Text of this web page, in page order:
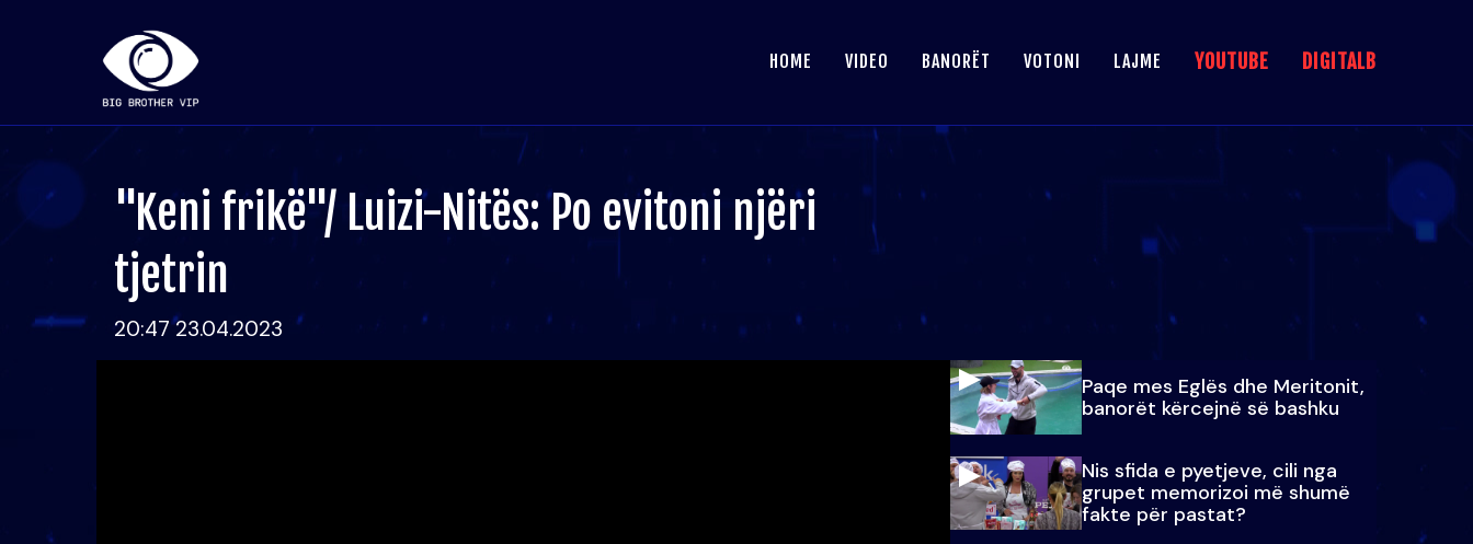
HOME VIDEO BANORËT VOTONI LAJME YOUTUBE DIGITALB
"Keni frikë"/ Luizi-Nitës: Po evitoni njëri
tjetrin
20:47 23.04.2023
Paqe mes Eglës dhe Meritonit,
banorët kërcejnë së bashku
Nis sfida e pyetjeve, cili nga
grupet memorizoi më shumë
fakte për pastat?